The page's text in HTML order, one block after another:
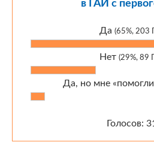
в ГАИ с
Да (65%, 203
Нет (29%, 89
Да, но мне
Голосов: